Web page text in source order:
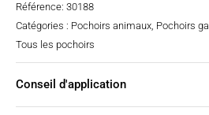
tatouage
Référence: 30188
Catégories : Pochoirs animaux, Pochoirs
Tous les pochoirs
Conseil d'application